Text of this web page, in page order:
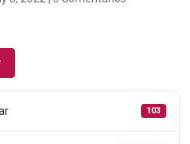
103